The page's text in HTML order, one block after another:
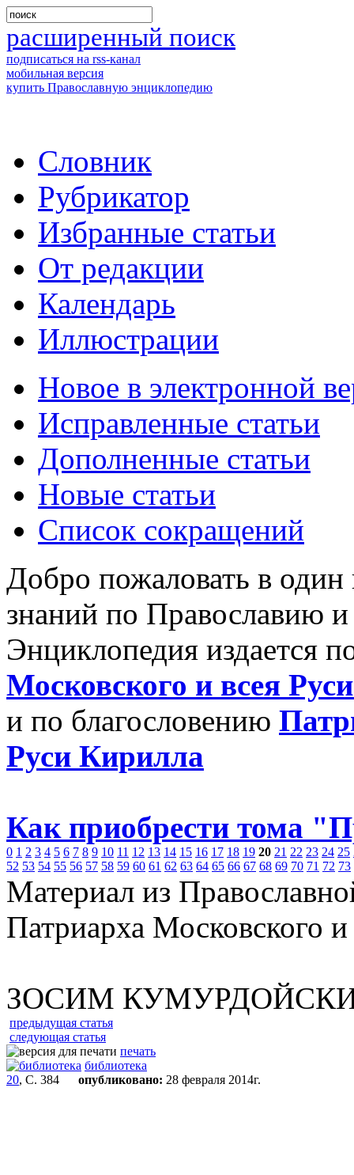
расширенный поиск
подписаться на rss-канал
мобильная версия
купить Православную энциклопедию
Словник
Рубрикатор
Избранные статьи
От редакции
Календарь
Иллюстрации
Новое в электронной
Исправленные статьи
Дополненные статьи
Новые статьи
Список сокращений
Добро пожаловать в
знаний по Православию
Энциклопедия издается
Московского и всея
и по благословению
Руси Кирилла
Как приобрести тома
0 1 2 3 4 5 6 7 8 9 10 11 12 13 14 15 16 17 18 19 20 21 22 23 24 25
52 53 54 55 56 57 58 59 60 61 62 63 64 65 66 67 68 69 70 71 72 73
Материал из
Патриарха Московского
ЗОСИМ
предыдущая статья
следующая статья
печать
библиотека
20, С. 384 опубликовано: 28 февраля 2014г.